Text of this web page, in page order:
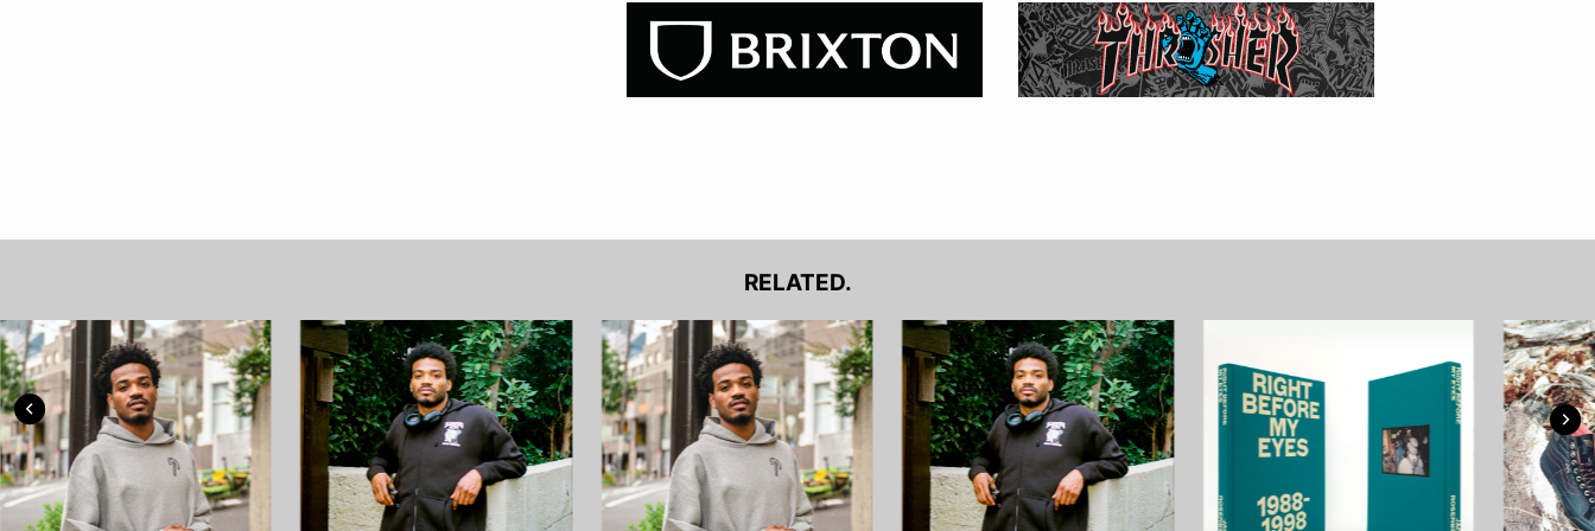
RELATED.